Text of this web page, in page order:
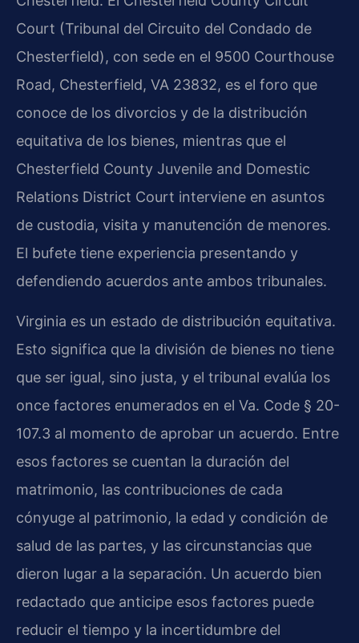
Court (Tribunal del Circuito del Condado de
Chesterfield), con sede en el 9500 Courthouse
Road, Chesterfield, VA 23832, es el foro que
conoce de los divorcios y de la distribución
equitativa de los bienes, mientras que el
Chesterfield County Juvenile and Domestic
Relations District Court interviene en asuntos
de custodia, visita y manutención de menores.
El bufete tiene experiencia presentando y
defendiendo acuerdos ante ambos tribunales.
Virginia es un estado de distribución equitativa.
Esto significa que la división de bienes no tiene
que ser igual, sino justa, y el tribunal evalúa los
once factores enumerados en el Va. Code § 20-
107.3 al momento de aprobar un acuerdo. Entre
esos factores se cuentan la duración del
matrimonio, las contribuciones de cada
cónyuge al patrimonio, la edad y condición de
salud de las partes, y las circunstancias que
dieron lugar a la separación. Un acuerdo bien
redactado que anticipe esos factores puede
reducir el tiempo y la incertidumbre del